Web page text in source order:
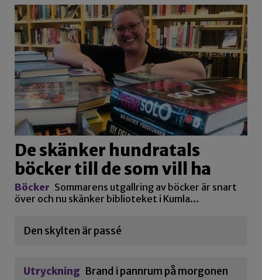
De skänker hundratals
böcker till de som vill ha
Böcker Sommarens utgallring av böcker är snart
över och nu skänker biblioteket i Kumla…
Den skylten är passé
Utryckning Brand i pannrum på morgonen